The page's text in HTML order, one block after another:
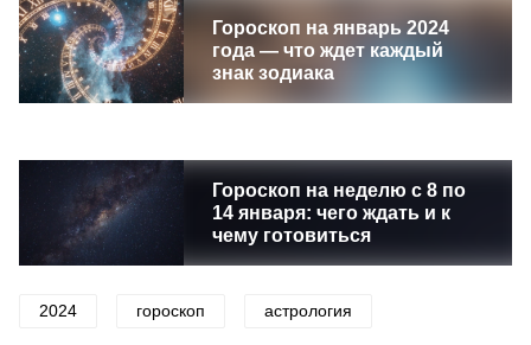
Гороскоп на январь 2024
года — что ждет каждый
знак зодиака
Гороскоп на неделю с 8 по
14 января: чего ждать и к
чему готовиться
2024 гороскоп астрология